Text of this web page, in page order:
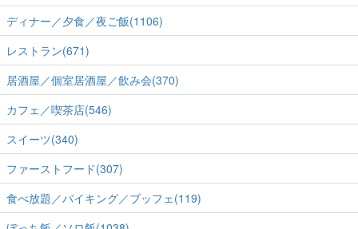
ディナー／夕食／夜ご飯(1106)
レストラン(671)
居酒屋／個室居酒屋／飲み会(370)
カフェ／喫茶店(546)
スイーツ(340)
ファーストフード(307)
食べ放題／バイキング／ブッフェ(119)